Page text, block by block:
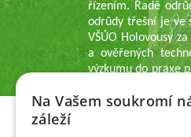
řízením. Řadě
odrůdy třešní je ve
VŠÚO Holovousy
a ověřených
výzkumu do praxe
Na Vašem soukromí
záleží